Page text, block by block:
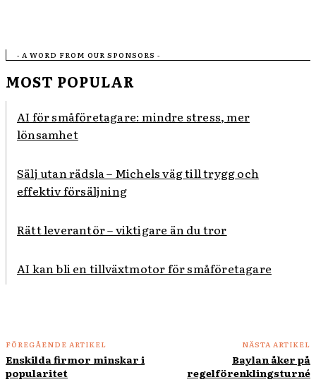
- A WORD FROM OUR SPONSORS -
MOST POPULAR
AI för småföretagare: mindre stress, mer
lönsamhet
Sälj utan rädsla – Michels väg till trygg och
effektiv försäljning
Rätt leverantör – viktigare än du tror
AI kan bli en tillväxtmotor för småföretagare
FÖREGÅENDE ARTIKEL
Enskilda firmor minskar i
popularitet
NÄSTA ARTIKEL
Baylan åker på
regelförenklingsturné